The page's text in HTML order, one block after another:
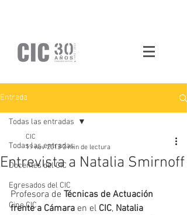
Entrada
Todas las entradas
Docentes del CIC
Egresados del CIC
Cine CIC
Todas las entradas
Entrevista a Natalia Smirnoff
CIC
19 nov 2013 3 min de lectura
Profesora de Técnicas de Actuación
frente a Cámara en el CIC, Natalia